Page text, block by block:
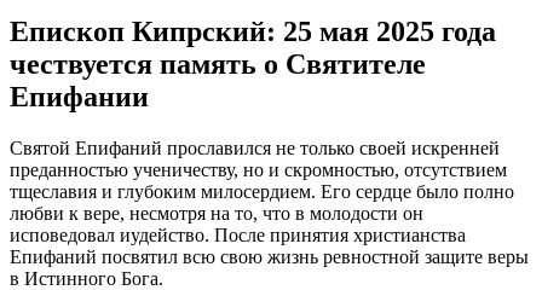
Епископ Кипрский: 25 мая 2025 года
чествуется память о Святителе
Епифании
Святой Епифаний прославился не только своей искренней
преданностью ученичеству, но и скромностью, отсутствием
тщеславия и глубоким милосердием. Его сердце было полно
любви к вере, несмотря на то, что в молодости он
исповедовал иудейство. После принятия христианства
Епифаний посвятил всю свою жизнь ревностной защите веры
в Истинного Бога.